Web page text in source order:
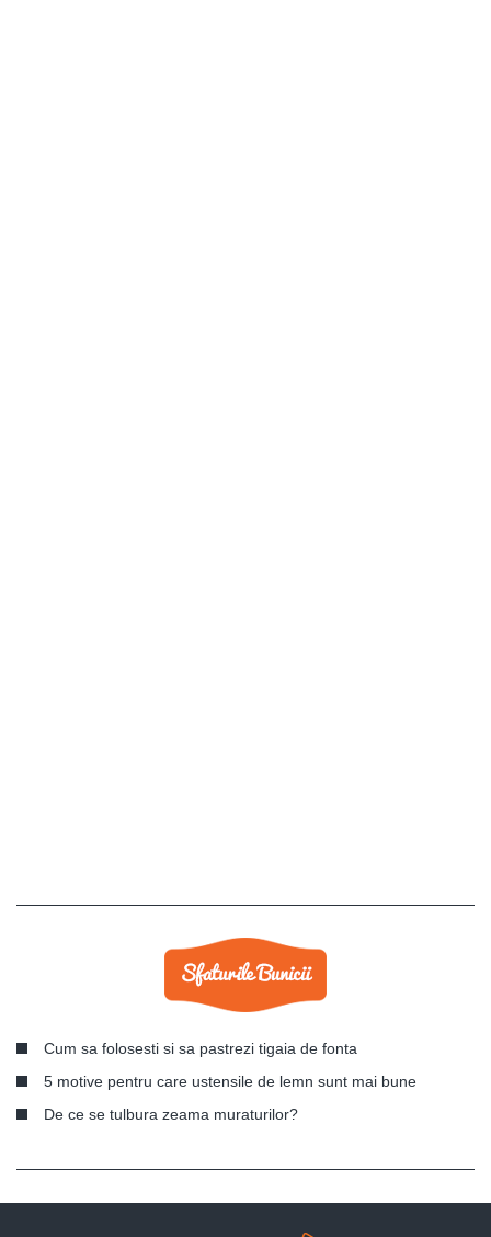
Cum sa folosesti si sa pastrezi tigaia de fonta
5 motive pentru care ustensile de lemn sunt mai bune
De ce se tulbura zeama muraturilor?